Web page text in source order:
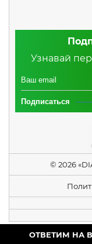
Узнавай
Подписаться
© 2026